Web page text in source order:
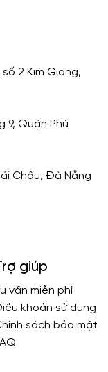
2 Kim Giang,
9, Quận Phú
Châu, Đà Nẵng
giúp
vấn miễn phí
khoản sử dụng
sách bảo mật